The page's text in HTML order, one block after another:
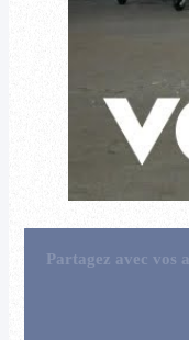
Partagez avec vos